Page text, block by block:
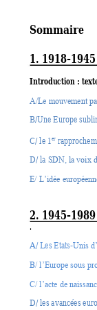
Sommaire
1. 1918-1945
Introduction :
A/Le mouvement
B/Une Europe
C/ le 1er
D/ la SDN, la voix
E/ L’idée
2. 1945-1989
.
A/ Les Etats-Unis
B/ l’Europe sous
C/ l’acte de
D/ les avancées